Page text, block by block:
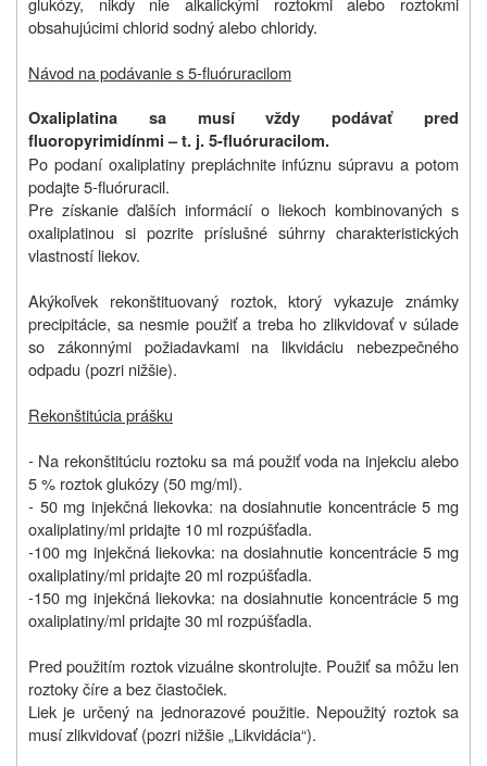
obsahujúcimi chlorid sodný alebo chloridy.
Návod na podávanie s 5‑fluóruracilom
Oxaliplatina sa musí vždy podávať pred
fluoropyrimidínmi – t. j. 5‑fluóruracilom.
Po podaní oxaliplatiny prepláchnite infúznu súpravu a potom
podajte 5‑fluóruracil.
Pre získanie ďalších informácií o liekoch kombinovaných s
oxaliplatinou si pozrite príslušné súhrny charakteristických
vlastností liekov.
Akýkoľvek rekonštituovaný roztok, ktorý vykazuje známky
precipitácie, sa nesmie použiť a treba ho zlikvidovať v súlade
so zákonnými požiadavkami na likvidáciu nebezpečného
odpadu (pozri nižšie).
Rekonštitúcia prášku
- Na rekonštitúciu roztoku sa má použiť voda na injekciu alebo
5 % roztok glukózy (50 mg/ml).
- 50 mg injekčná liekovka: na dosiahnutie koncentrácie 5 mg
oxaliplatiny/ml pridajte 10 ml rozpúšťadla.
-100 mg injekčná liekovka: na dosiahnutie koncentrácie 5 mg
oxaliplatiny/ml pridajte 20 ml rozpúšťadla.
-150 mg injekčná liekovka: na dosiahnutie koncentrácie 5 mg
oxaliplatiny/ml pridajte 30 ml rozpúšťadla.
Pred použitím roztok vizuálne skontrolujte. Použiť sa môžu len
roztoky číre a bez čiastočiek.
Liek je určený na jednorazové použitie. Nepoužitý roztok sa
musí zlikvidovať (pozri nižšie „Likvidácia“).